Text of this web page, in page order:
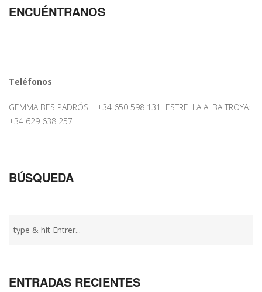
ENCUÉNTRANOS
Teléfonos
GEMMA BES PADRÓS: +34 650 598 131 ESTRELLA ALBA TROYA:
+34 629 638 257
BÚSQUEDA
ENTRADAS RECIENTES